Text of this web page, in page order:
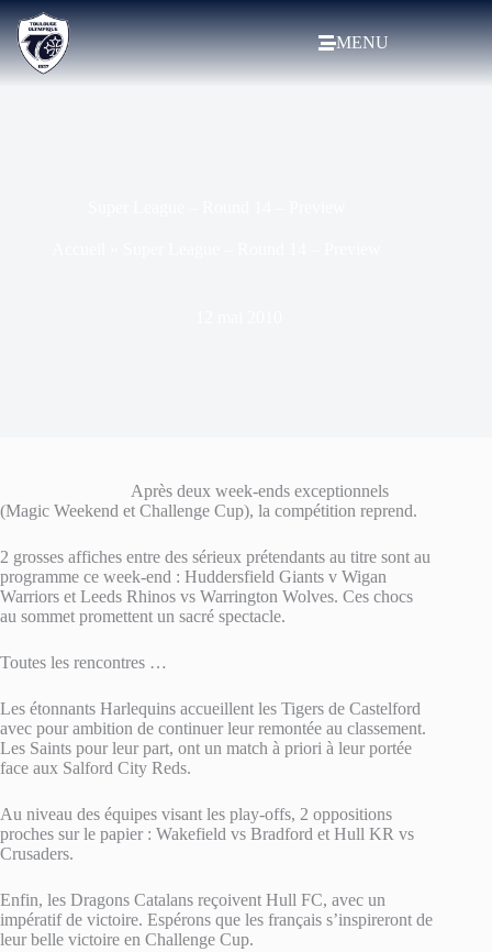
MENU
Après deux week-ends exceptionnels
(Magic Weekend et Challenge Cup), la compétition reprend.
2 grosses affiches entre des sérieux prétendants au titre sont au
programme ce week-end : Huddersfield Giants v Wigan
Warriors et Leeds Rhinos vs Warrington Wolves. Ces chocs
au sommet promettent un sacré spectacle.
Toutes les rencontres …
Les étonnants Harlequins accueillent les Tigers de Castelford
avec pour ambition de continuer leur remontée au classement.
Les Saints pour leur part, ont un match à priori à leur portée
face aux Salford City Reds.
Au niveau des équipes visant les play-offs, 2 oppositions
proches sur le papier : Wakefield vs Bradford et Hull KR vs
Crusaders.
Enfin, les Dragons Catalans reçoivent Hull FC, avec un
impératif de victoire. Espérons que les français s’inspireront de
leur belle victoire en Challenge Cup.